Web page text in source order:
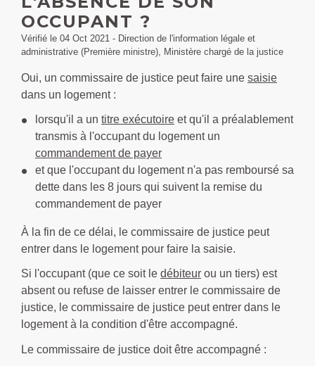
OCCUPANT ?
Vérifié le 04 Oct 2021 - Direction de l'information légale et
administrative (Première ministre), Ministère chargé de la justice
Oui, un commissaire de justice peut faire une saisie
dans un logement :
lorsqu'il a un titre exécutoire et qu'il a préalablement
transmis à l'occupant du logement un
commandement de payer
et que l'occupant du logement n'a pas remboursé sa
dette dans les 8 jours qui suivent la remise du
commandement de payer
À la fin de ce délai, le commissaire de justice peut
entrer dans le logement pour faire la saisie.
Si l'occupant (que ce soit le débiteur ou un tiers) est
absent ou refuse de laisser entrer le commissaire de
justice, le commissaire de justice peut entrer dans le
logement à la condition d'être accompagné.
Le commissaire de justice doit être accompagné :